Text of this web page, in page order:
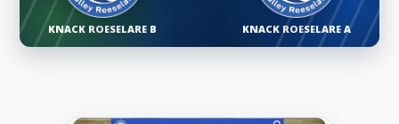
KNACK ROESELARE B KNACK ROESELARE A